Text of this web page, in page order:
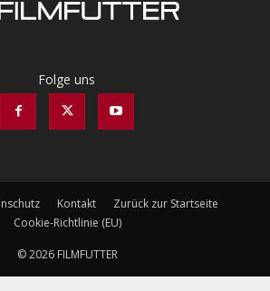
Folge uns
Kontakt
Zurück zur Startseite
Cookie-Richtlinie (EU)
© 2026 FILMFUTTER